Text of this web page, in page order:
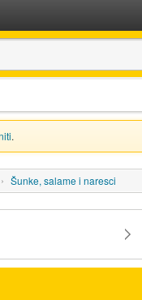
.
Šunke, salame i naresci